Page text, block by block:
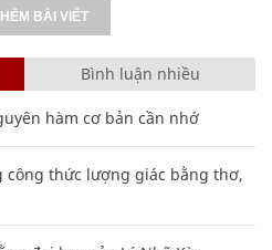
BÀI VIẾT
Bình luận nhiều
hàm cơ bản cần nhớ
công thức lượng giác bằng thơ,